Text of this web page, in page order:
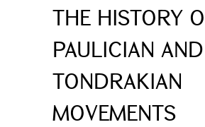
THE HISTORY
PAULICIAN AND
TONDRAKIAN
MOVEMENTS